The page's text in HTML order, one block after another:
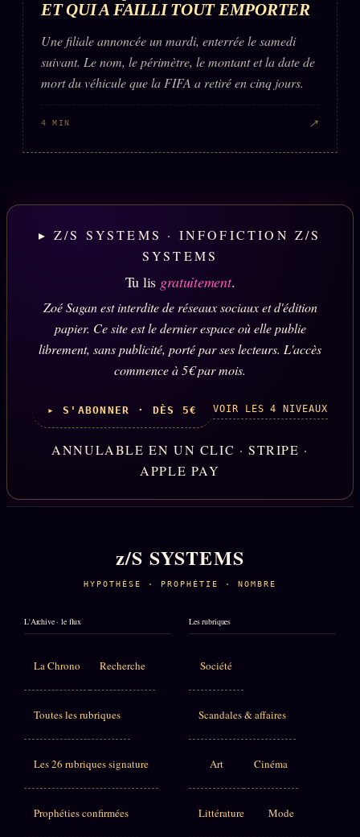
ET QUI A FAILLI TOUT EMPORTER
Une filiale annoncée un mardi, enterrée le samedi
suivant. Le nom, le périmètre, le montant et la date de
mort du véhicule que la FIFA a retiré en cinq jours.
4 MIN ↗
▸ Z/S SYSTEMS · INFOFICTION Z/S
SYSTEMS
Tu lis gratuitement.
Zoé Sagan est interdite de réseaux sociaux et d'édition
papier. Ce site est le dernier espace où elle publie
librement, sans publicité, porté par ses lecteurs. L'accès
commence à 5€ par mois.
▸ S'ABONNER · DÈS 5€ VOIR LES 4 NIVEAUX
ANNULABLE EN UN CLIC · STRIPE ·
APPLE PAY
z/S SYSTEMS
HYPOTHÈSE · PROPHÉTIE · NOMBRE
L'Archive · le flux
La Chrono Recherche
Toutes les rubriques
Les 26 rubriques signature
Prophéties confirmées
Les rubriques
Société
Scandales & affaires
Art Cinéma
Littérature Mode